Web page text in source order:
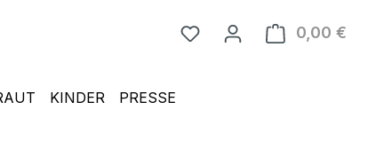
0,00 €
KINDER PRESSE